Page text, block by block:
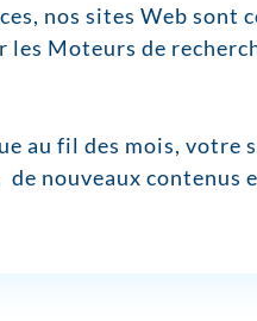
nos sites Web sont
les Moteurs de
au fil des mois, votre
nouveaux contenus